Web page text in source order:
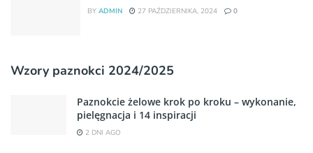
BY ADMIN 27 PAŹDZIERNIKA, 2024 0
Wzory paznokci 2024/2025
Paznokcie żelowe krok po kroku – wykonanie,
pielęgnacja i 14 inspiracji
2 DNI AGO